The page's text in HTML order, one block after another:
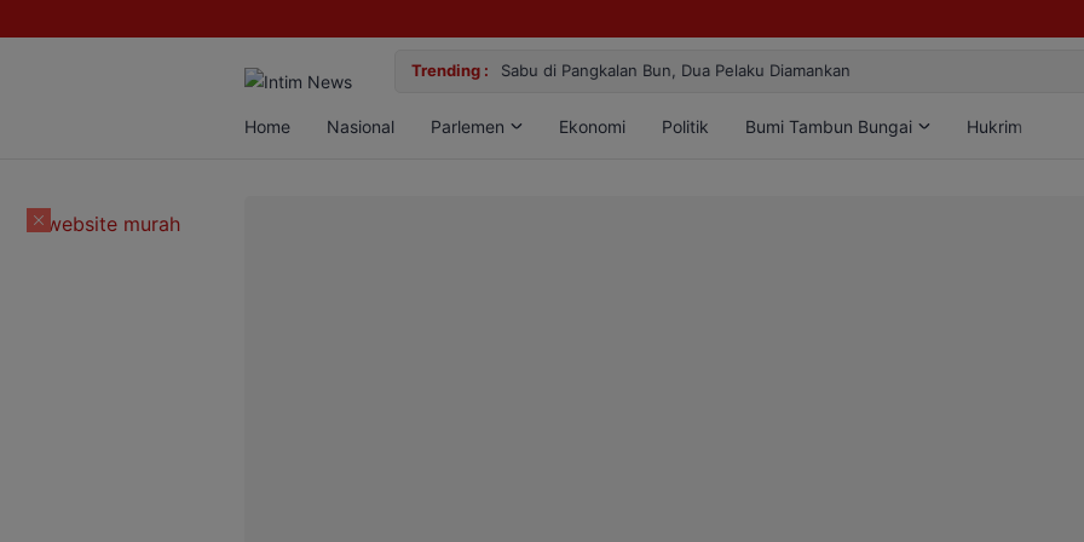
Trending : Gemilang! Atlet Taekwondo Kobar Panen 89 Medali di Ajang Bergengsi
Home Nasional Parlemen Ekonomi Politik Bumi Tambun Bungai Hukrim